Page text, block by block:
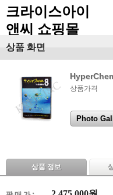
크라이스아이
앤씨 쇼핑몰
상품 화면
상품가격
Photo
상품 정보